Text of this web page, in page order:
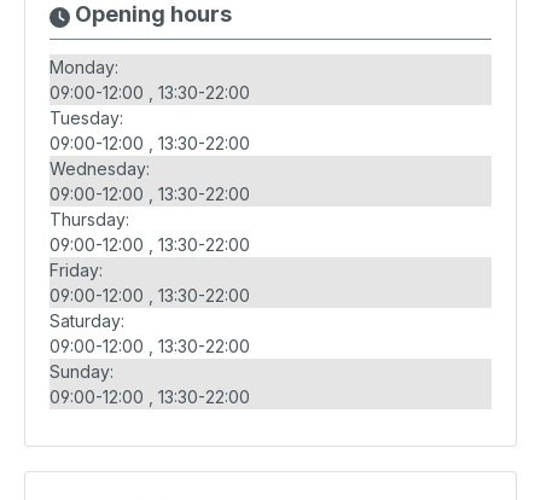
Opening hours
Monday:
09:00-12:00
13:30-22:00
Tuesday:
09:00-12:00
13:30-22:00
Wednesday:
09:00-12:00
13:30-22:00
Thursday:
09:00-12:00
13:30-22:00
Friday:
09:00-12:00
13:30-22:00
Saturday:
09:00-12:00
13:30-22:00
Sunday:
09:00-12:00
13:30-22:00